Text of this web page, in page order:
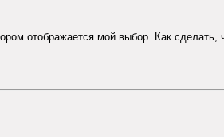
отображается мой выбор. Как